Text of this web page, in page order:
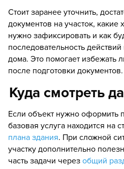
Стоит заранее уточнить,
документов на участок, какие
нужно зафиксировать и как
последовательность
дома. Это помогает избежать
после подготовки документов.
Куда смотреть
Если объект нужно оформить
базовая услуга находится на
плана здания. При сложной
участку дополнительно
часть задачи через общий